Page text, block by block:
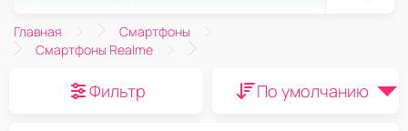
Главная
Смартфоны
Смартфоны Realme
Фильтр По умолчанию